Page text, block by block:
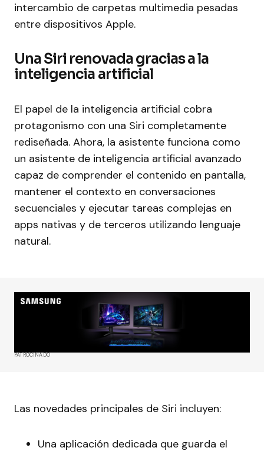
intercambio de carpetas multimedia pesadas
entre dispositivos Apple.
Una Siri renovada gracias a la
inteligencia artificial
El papel de la inteligencia artificial cobra
protagonismo con una Siri completamente
rediseñada. Ahora, la asistente funciona como
un asistente de inteligencia artificial avanzado
capaz de comprender el contenido en pantalla,
mantener el contexto en conversaciones
secuenciales y ejecutar tareas complejas en
apps nativas y de terceros utilizando lenguaje
natural.
PATROCINADO
Las novedades principales de Siri incluyen:
Una aplicación dedicada que guarda el